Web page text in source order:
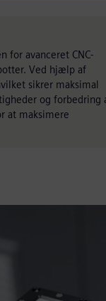
for avanceret CNC-
Ved hjælp af
sikrer maksimal
og forbedring
at maksimere